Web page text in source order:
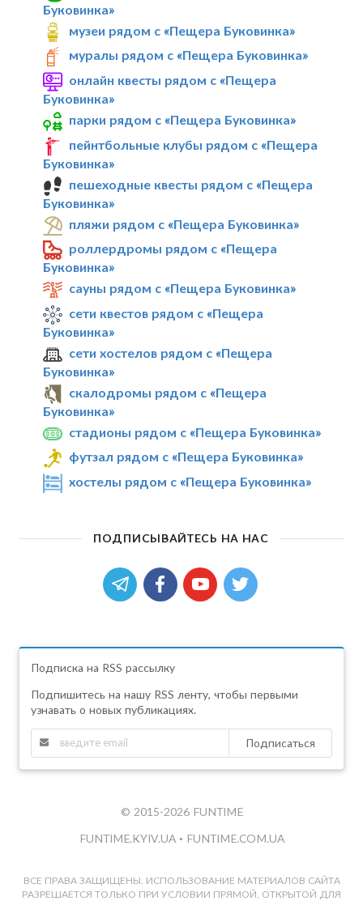
Буковинка»
музеи рядом с «Пещера Буковинка»
муралы рядом с «Пещера Буковинка»
онлайн квесты рядом с «Пещера
Буковинка»
парки рядом с «Пещера Буковинка»
пейнтбольные клубы рядом с «Пещера
Буковинка»
пешеходные квесты рядом с «Пещера
Буковинка»
пляжи рядом с «Пещера Буковинка»
роллердромы рядом с «Пещера
Буковинка»
сауны рядом с «Пещера Буковинка»
сети квестов рядом с «Пещера
Буковинка»
сети хостелов рядом с «Пещера
Буковинка»
скалодромы рядом с «Пещера
Буковинка»
стадионы рядом с «Пещера Буковинка»
футзал рядом с «Пещера Буковинка»
хостелы рядом с «Пещера Буковинка»
ПОДПИСЫВАЙТЕСЬ НА НАС
Подписка на RSS рассылку
Подпишитесь на нашу RSS ленту, чтобы первыми
узнавать о новых публикациях.
Подписаться
© 2015-2026 FUNTIME
FUNTIME.KYIV.UA • FUNTIME.COM.UA
ВСЕ ПРАВА ЗАЩИЩЕНЫ. ИСПОЛЬЗОВАНИЕ МАТЕРИАЛОВ САЙТА
РАЗРЕШАЕТСЯ ТОЛЬКО ПРИ УСЛОВИИ ПРЯМОЙ, ОТКРЫТОЙ ДЛЯ